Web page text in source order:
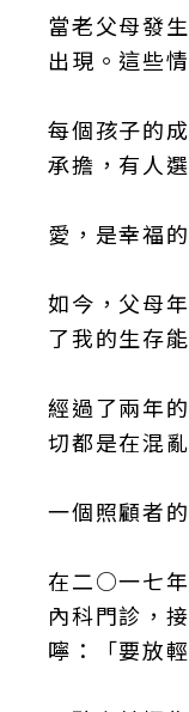
當老父母發
出現。這些
每個孩子的
承擔，有人
愛，是幸福
如今，父母
了我的生存
經過了兩年
切都是在混
一個照顧者
在二○一七
內科門診，
嚀：「要放